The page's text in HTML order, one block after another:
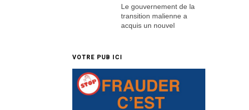
Le gouvernement de la
transition malienne a
acquis un nouvel
VOTRE PUB ICI